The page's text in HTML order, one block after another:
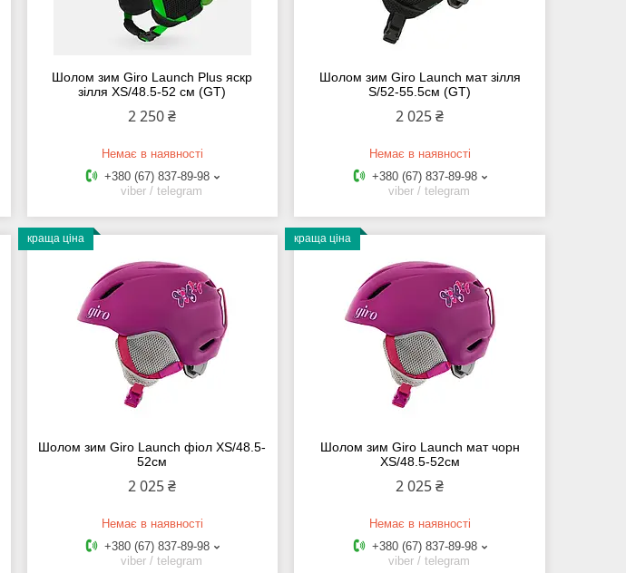
Шолом зим Giro Launch Plus яскр
зілля XS/48.5-52 см (GT)
2 250 ₴
Немає в наявності
+380 (67) 837-89-98
viber / telegram
Шолом зим Giro Launch мат зілля
S/52-55.5см (GT)
2 025 ₴
Немає в наявності
+380 (67) 837-89-98
viber / telegram
краща ціна
Шолом зим Giro Launch фіол XS/48.5-
52см
2 025 ₴
Немає в наявності
+380 (67) 837-89-98
viber / telegram
краща ціна
Шолом зим Giro Launch мат чорн
XS/48.5-52см
2 025 ₴
Немає в наявності
+380 (67) 837-89-98
viber / telegram